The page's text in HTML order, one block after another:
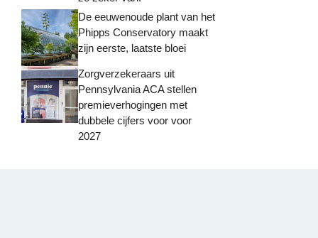
De eeuwenoude plant van het
Phipps Conservatory maakt
zijn eerste, laatste bloei
Zorgverzekeraars uit
Pennsylvania ACA stellen
premieverhogingen met
dubbele cijfers voor voor
2027